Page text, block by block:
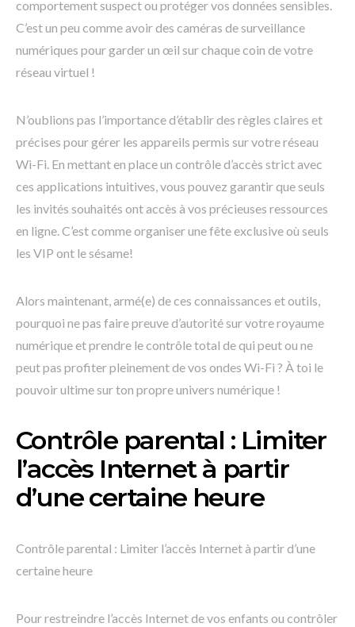
comportement suspect ou protéger vos données sensibles.
C’est un peu comme avoir des caméras de surveillance
numériques pour garder un œil sur chaque coin de votre
réseau virtuel !
N’oublions pas l’importance d’établir des règles claires et
précises pour gérer les appareils permis sur votre réseau
Wi-Fi. En mettant en place un contrôle d’accès strict avec
ces applications intuitives, vous pouvez garantir que seuls
les invités souhaités ont accès à vos précieuses ressources
en ligne. C’est comme organiser une fête exclusive où seuls
les VIP ont le sésame!
Alors maintenant, armé(e) de ces connaissances et outils,
pourquoi ne pas faire preuve d’autorité sur votre royaume
numérique et prendre le contrôle total de qui peut ou ne
peut pas profiter pleinement de vos ondes Wi-Fi ? À toi le
pouvoir ultime sur ton propre univers numérique !
Contrôle parental : Limiter
l’accès Internet à partir
d’une certaine heure
Contrôle parental : Limiter l’accès Internet à partir d’une
certaine heure
Pour restreindre l’accès Internet de vos enfants ou contrôler